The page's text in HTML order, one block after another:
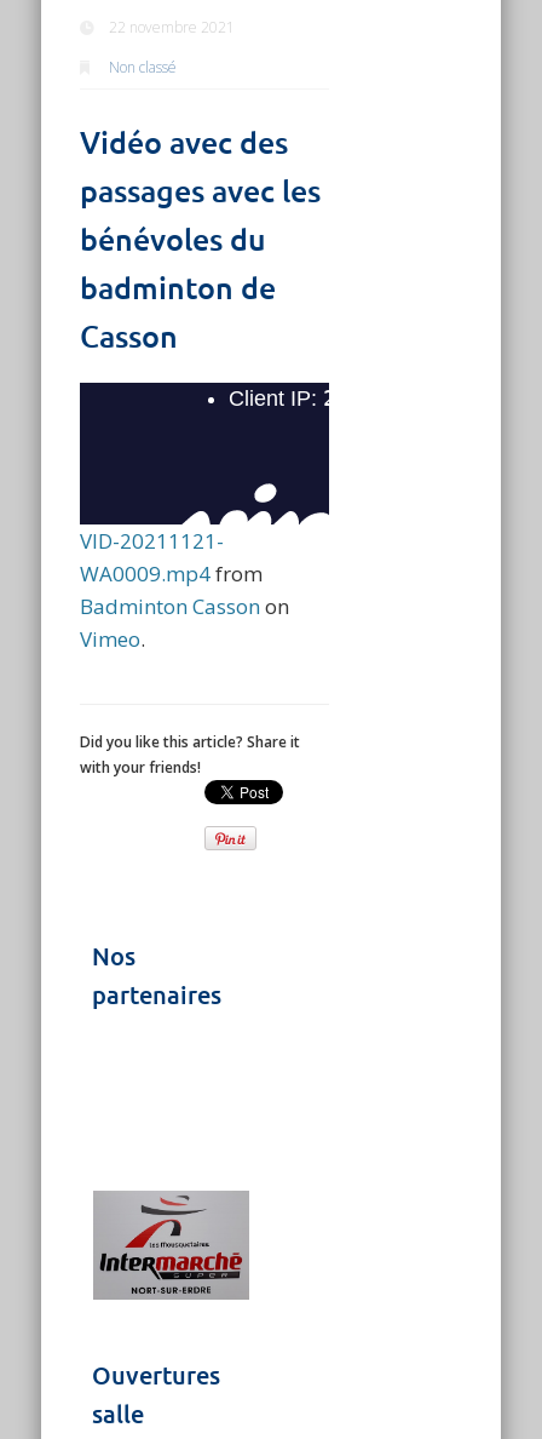
22 novembre 2021
Non classé
Vidéo avec des
passages avec les
bénévoles du
badminton de
Casson
VID-20211121-
WA0009.mp4from
Badminton Cassonon
Vimeo.
Did you like this article? Share it
with your friends!
Nos
partenaires
Ouvertures
salle